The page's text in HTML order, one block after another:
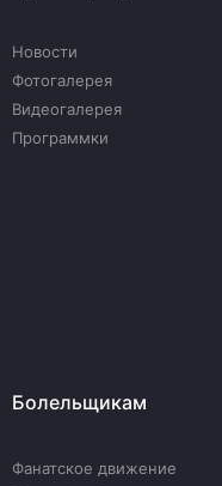
Новости
Фотогалерея
Видеогалерея
Программки
Болельщикам
Фанатское движение